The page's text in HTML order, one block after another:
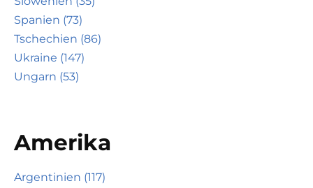
Spanien (73)
Tschechien (86)
Ukraine (147)
Ungarn (53)
Amerika
Argentinien (117)